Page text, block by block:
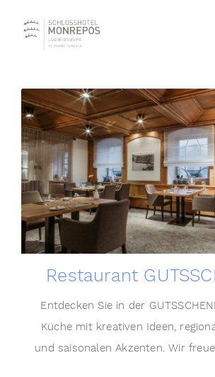
Restaurant
Entdecken Sie in der
Küche mit kreativen Ideen,
und saisonalen Akzenten. Wir